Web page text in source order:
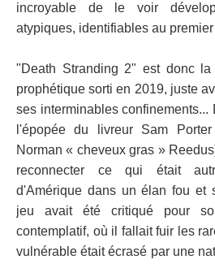
incroyable de le voir
atypiques, identifiables au
"Death Stranding 2" est donc
prophétique sorti en 2019, juste
ses interminables confinements...
l'épopée du livreur Sam
Norman « cheveux gras »
reconnecter ce qui était
d'Amérique dans un élan fou et
jeu avait été critiqué pour
contemplatif, où il fallait fuir les
vulnérable était écrasé par une